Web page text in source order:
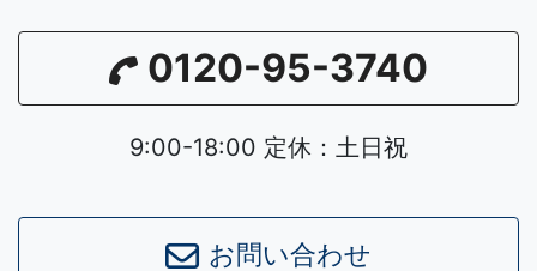
0120-95-3740
9:00-18:00 定休：土日祝
お問い合わせ